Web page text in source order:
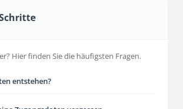
Hier finden Sie die häufigsten Fragen.
entstehen?